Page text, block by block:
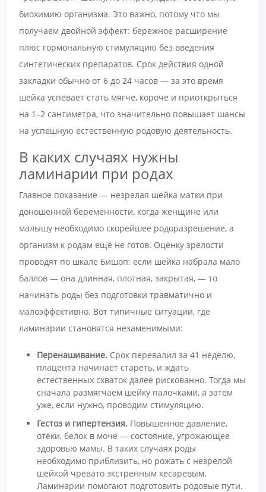
биохимию организма. Это важно, потому что мы
получаем двойной эффект: бережное расширение
плюс гормональную стимуляцию без введения
синтетических препаратов. Срок действия одной
закладки обычно от 6 до 24 часов — за это время
шейка успевает стать мягче, короче и приоткрыться
на 1–2 сантиметра, что значительно повышает шансы
на успешную естественную родовую деятельность.
В каких случаях нужны
ламинарии при родах
Главное показание — незрелая шейка матки при
доношенной беременности, когда женщине или
малышу необходимо скорейшее родоразрешение, а
организм к родам ещё не готов. Оценку зрелости
проводят по шкале Бишоп: если шейка набрала мало
баллов — она длинная, плотная, закрытая, — то
начинать роды без подготовки травматично и
малоэффективно. Вот типичные ситуации, где
ламинарии становятся незаменимыми:
Перенашивание. Срок перевалил за 41 неделю,
плацента начинает стареть, и ждать
естественных схваток далее рискованно. Тогда мы
сначала размягчаем шейку палочками, а затем
уже, если нужно, проводим стимуляцию.
Гестоз и гипертензия. Повышенное давление,
отёки, белок в моче — состояние, угрожающее
здоровью мамы. В таких случаях роды
необходимо приблизить, но рожать с незрелой
шейкой чревато экстренным кесаревым.
Ламинарии помогают подготовить родовые пути.